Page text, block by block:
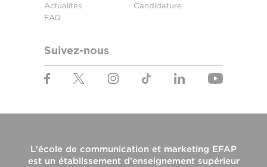
Actualités
FAQ
Candidature
Suivez-nous
L'école de communication et marketing EFAP
est un établissement d'enseignement supérieur